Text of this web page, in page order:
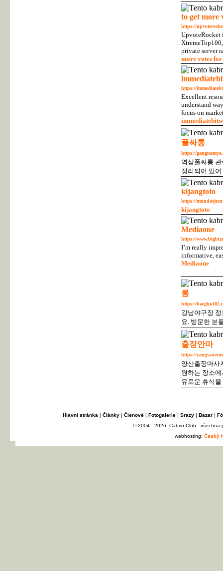
to get more
https://
UpvoteRocket
private server
more votes
https://
Excellent
understand
focus on
풀싸롱
https://
역삼풀싸롱
정리되어 있
kijangtoto
https://
kijangtoto
Mediaone
https://
I’m really
informative,
Mediaone
롱
https://
강남야구장
요. 방문한 분
출장안마
https://
양산출장마사
원하는 장소
유로운 휴식
Hlavní stránka | Články| Členové| Fotogalerie| Srazy| Bazar|
© 2004 - 2026, Cabrio Club - všechna
webhosting: Český